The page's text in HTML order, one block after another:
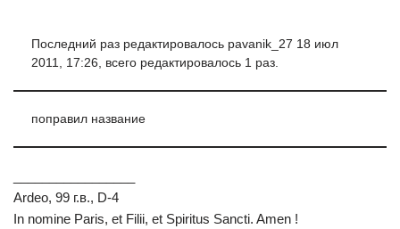
Последний раз редактировалось pavanik_27 18 июл
2011, 17:26, всего редактировалось 1 раз.
поправил название
Ardeo, 99 г.в., D-4
In nomine Paris, et Filii, et Spiritus Sancti. Amen !